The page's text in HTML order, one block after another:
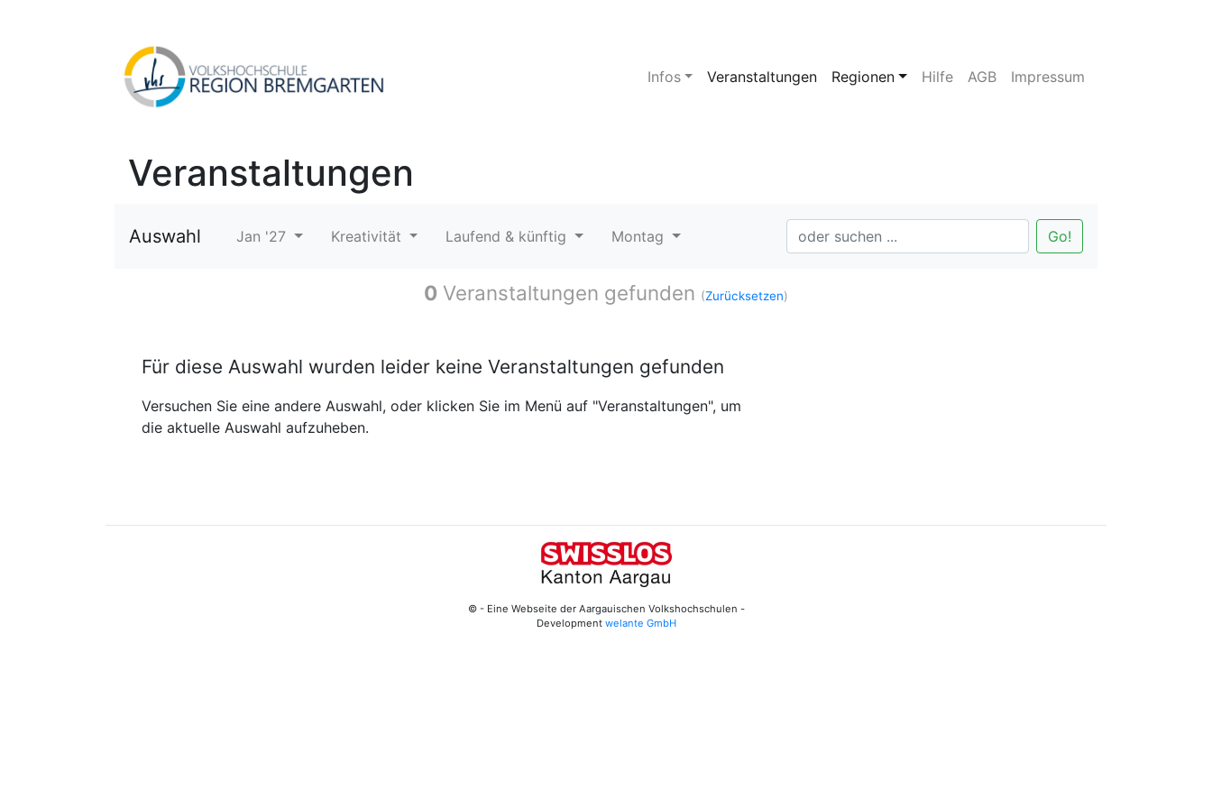
Infos Veranstaltungen Regionen Hilfe AGB Impressum
Veranstaltungen
Auswahl Jan '27 Kreativität Laufend & künftig Montag Go!
0 Veranstaltungen gefunden (Zurücksetzen)
Für diese Auswahl wurden leider keine Veranstaltungen gefunden
Versuchen Sie eine andere Auswahl, oder klicken Sie im Menü auf "Veranstaltungen", um
die aktuelle Auswahl aufzuheben.
© - Eine Webseite der Aargauischen Volkshochschulen -
Development welante GmbH